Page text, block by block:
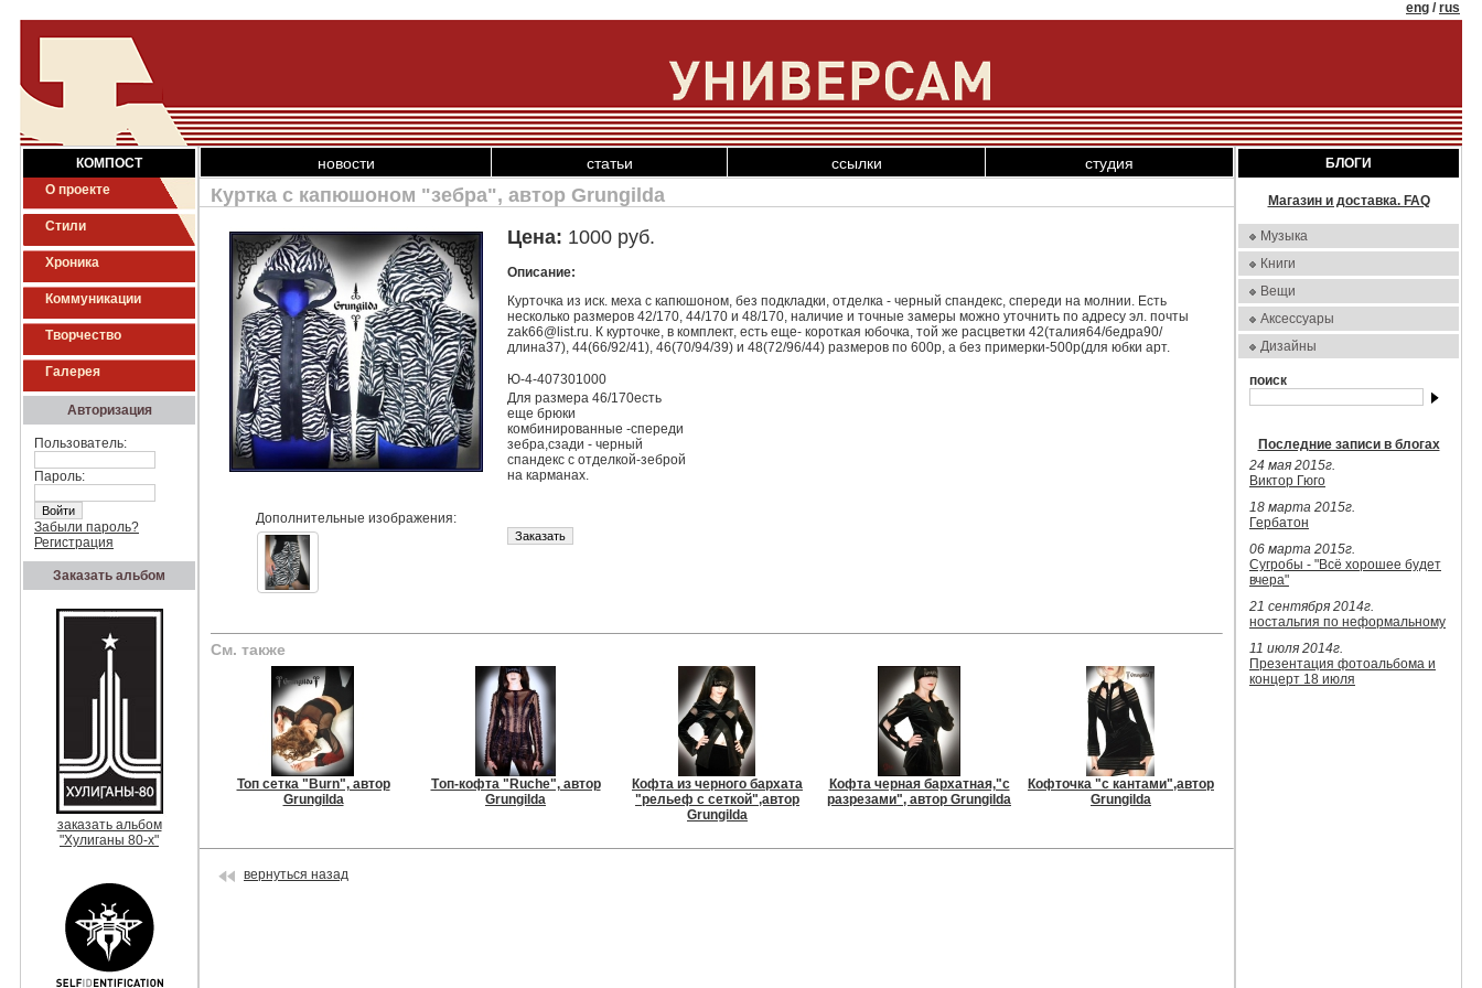
КОМПОСТ
О проекте
Стили
Хроника
Коммуникации
Творчество
Галерея
Авторизация
Пользователь:
Пароль:
Забыли пароль?
Регистрация
Заказать альбом
заказать альбом
"Хулиганы 80-х"
eng /rus
новости статьи ссылки студия
Куртка с капюшоном "зебра", автор Grungilda
Дополнительные изображения:
Цена: 1000 руб.
Описание:
Курточка из иск. меха с капюшоном, без подкладки, отделка - черный спандекс, спереди на молнии. Есть
несколько размеров 42/170, 44/170 и 48/170, наличие и точные замеры можно уточнить по адресу эл. почты
zak66@list.ru. К курточке, в комплект, есть еще- короткая юбочка, той же расцветки 42(талия64/бедра90/
длина37), 44(66/92/41), 46(70/94/39) и 48(72/96/44) размеров по 600р, а без примерки-500р(для юбки арт.
Ю-4-407301000
Для размера 46/170есть
еще брюки
комбинированные -спереди
зебра,сзади - черный
спандекс с отделкой-зеброй
на карманах.
См. также
Топ сетка "Burn", автор
Grungilda
Tоп-кофта "Ruche", автор
Grungilda
Кофта из черного бархата
"рельеф с сеткой",автор
Grungilda
Кофта черная бархатная,"с
разрезами", автор Grungilda
Кофточка "с кантами",автор
Grungilda
вернуться назад
БЛОГИ
Магазин и доставка. FAQ
Музыка
Книги
Вещи
Аксессуары
Дизайны
поиск
Последние записи в блогах
24 мая 2015г.
Виктор Гюго
18 марта 2015г.
Гербатон
06 марта 2015г.
Сугробы - "Всё хорошее будет
вчера"
21 сентября 2014г.
ностальгия по неформальному
11 июля 2014г.
Презентация фотоальбома и
концерт 18 июля